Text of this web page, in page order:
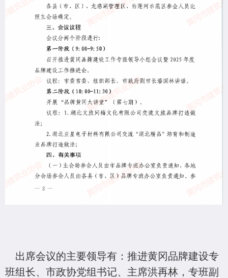
出席会议的主要领导有：推进黄冈品牌建设专
班组长、市政协党组书记、主席洪再林，专班副